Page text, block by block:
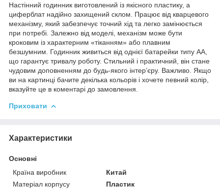
Настінний годинник виготовлений із якісного пластику, а
циферблат надійно захищений склом. Працює від кварцевого
механізму, який забезпечує точний хід та легко замінюється
при потребі. Залежно від моделі, механізм може бути
кроковим із характерним «тіканням» або плавним
безшумним. Годинник живиться від однієї батарейки типу АА,
що гарантує тривалу роботу. Стильний і практичний, він стане
чудовим доповненням до будь-якого інтер’єру. Важливо. Якщо
ви на картинці бачите декілька кольорів і хочете певний колір,
вказуйте це в коментарі до замовлення.
Приховати
Характеристики
Основні
Країна виробник
Китай
Матеріал корпусу
Пластик